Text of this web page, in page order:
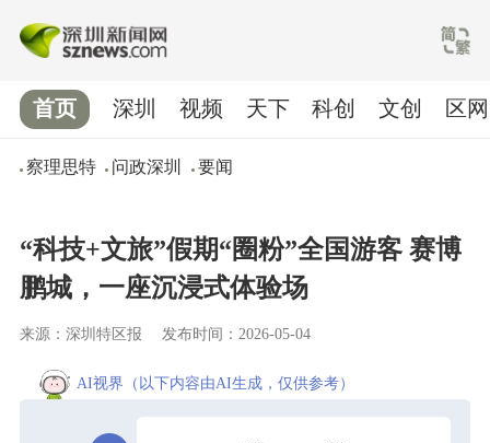
首页
察理思特 问政深圳 要闻
深圳 视频 天下 科创 文创 区网
“科技+文旅”假期“圈粉”全国游客 赛博
鹏城，一座沉浸式体验场
来源：深圳特区报 发布时间：2026-05-04
AI视界 （以下内容由AI生成，仅供参考）